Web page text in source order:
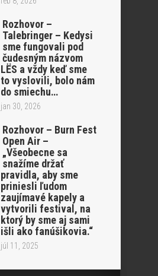
Rozhovor –
Talebringer – Kedysi
sme fungovali pod
čudesným názvom
LËS a vždy keď sme
to vyslovili, bolo nám
do smiechu…
jan 30, 2026
Rozhovor – Burn Fest
Open Air –
„Všeobecne sa
snažíme držať
pravidla, aby sme
priniesli ľudom
zaujímavé kapely a
vytvorili festival, na
ktorý by sme aj sami
išli ako fanúšikovia.“
júl 11, 2025